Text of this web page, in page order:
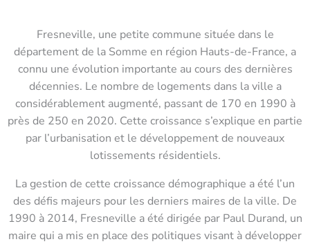
Fresneville, une petite commune située dans le
département de la Somme en région Hauts-de-France, a
connu une évolution importante au cours des dernières
décennies. Le nombre de logements dans la ville a
considérablement augmenté, passant de 170 en 1990 à
près de 250 en 2020. Cette croissance s’explique en partie
par l’urbanisation et le développement de nouveaux
lotissements résidentiels.
La gestion de cette croissance démographique a été l’un
des défis majeurs pour les derniers maires de la ville. De
1990 à 2014, Fresneville a été dirigée par Paul Durand, un
maire qui a mis en place des politiques visant à développer